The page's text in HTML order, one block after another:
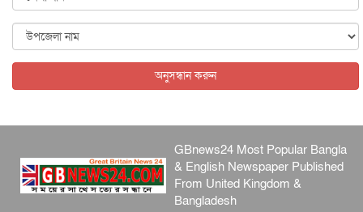
৬ আগস্ট, ২০২৬
অনুসন্ধান করুন
GBnews24 Most Popular Bangla
& English Newspaper Published
From United Kingdom &
Bangladesh